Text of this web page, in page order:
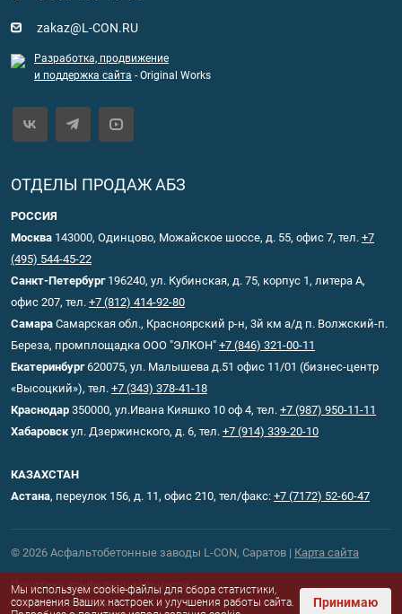
zakaz@L-CON.RU
Разработка, продвижение
и поддержка сайта - Original Works
ОТДЕЛЫ ПРОДАЖ АБЗ
РОССИЯ
Москва 143000, Одинцово, Можайское шоссе, д. 55, офис 7, тел. +7
(495) 544-45-22
Санкт-Петербург196240, ул. Кубинская, д. 75, корпус 1, литера А,
офис 207, тел. +7 (812) 414-92-80
Самара Самарская обл., Красноярский р-н, 3й км а/д п. Волжский-п.
Береза, промплощадка ООО "ЭЛКОН" +7 (846) 321-00-11
Екатеринбург620075, ул. Малышева д.51 офис 11/01 (бизнес-центр
«Высоцкий»), тел. +7 (343) 378-41-18
Краснодар 350000, ул.Ивана Кияшко 10 оф 4, тел. +7 (987) 950-11-11
Хабаровск ул. Дзержинского, д. 6, тел. +7 (914) 339-20-10
КАЗАХСТАН
Астана, переулок 156, д. 11, офис 210, тел/факс: +7 (7172) 52-60-47
© 2026 Асфальтобетонные заводы L-CON, Саратов | Карта сайта
Политика конфиденциальности
Политика cookies
Мы используем cookie-файлы для сбора статистики,
сохранения Ваших настроек и улучшения работы сайта.
Принимаю